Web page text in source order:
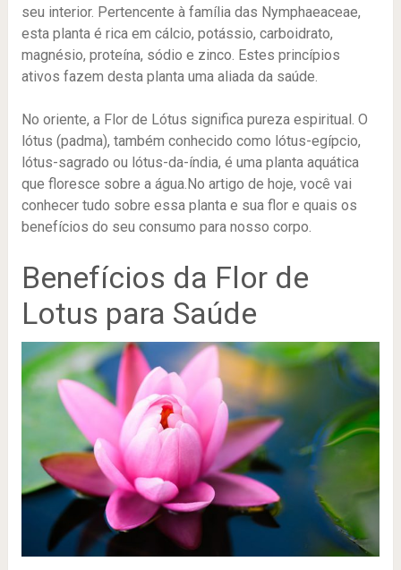
seu interior. Pertencente à família das Nymphaeaceae,
esta planta é rica em cálcio, potássio, carboidrato,
magnésio, proteína, sódio e zinco. Estes princípios
ativos fazem desta planta uma aliada da saúde.
No oriente, a Flor de Lótus significa pureza espiritual. O
lótus (padma), também conhecido como lótus-egípcio,
lótus-sagrado ou lótus-da-índia, é uma planta aquática
que floresce sobre a água.No artigo de hoje, você vai
conhecer tudo sobre essa planta e sua flor e quais os
benefícios do seu consumo para nosso corpo.
Benefícios da Flor de
Lotus para Saúde